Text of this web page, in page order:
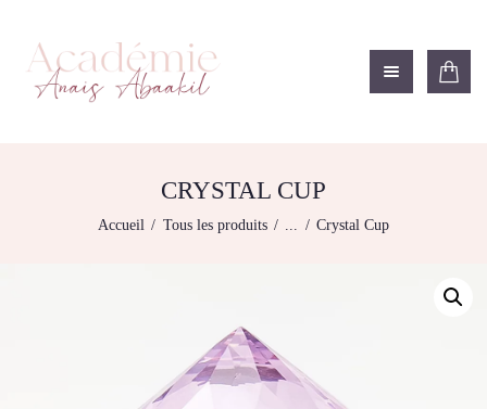
CRYSTAL CUP
Accueil Tous les produits ... Crystal Cup
ACADÉMIE ANAÏS ABAAKIL
Formation et shop Indigo
NOS FORMATIONS
FORMATIONS
RECHERCHE
MODÈLE